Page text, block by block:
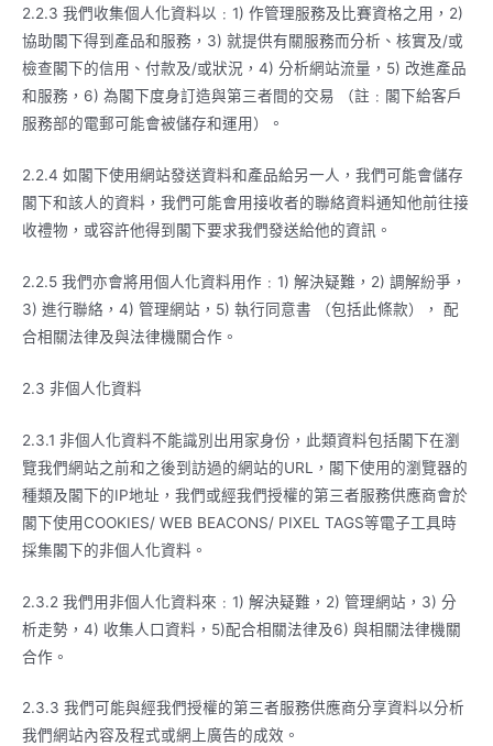
2.2.3 我們收集個人化資料以﹕1) 作管理服務及比賽資格之用，2)
協助閣下得到產品和服務，3) 就提供有關服務而分析、核實及/或
檢查閣下的信用、付款及/或狀況，4) 分析網站流量，5) 改進產品
和服務，6) 為閣下度身訂造與第三者間的交易 （註﹕閣下給客戶
服務部的電郵可能會被儲存和運用）。
2.2.4 如閣下使用網站發送資料和產品給另一人，我們可能會儲存
閣下和該人的資料，我們可能會用接收者的聯絡資料通知他前往接
收禮物，或容許他得到閣下要求我們發送給他的資訊。
2.2.5 我們亦會將用個人化資料用作﹕1) 解決疑難，2) 調解紛爭，
3) 進行聯絡，4) 管理網站，5) 執行同意書 （包括此條款）， 配
合相關法律及與法律機關合作。
2.3 非個人化資料
2.3.1 非個人化資料不能識別出用家身份，此類資料包括閣下在瀏
覽我們網站之前和之後到訪過的網站的URL，閣下使用的瀏覽器的
種類及閣下的IP地址，我們或經我們授權的第三者服務供應商會於
閣下使用COOKIES/ WEB BEACONS/ PIXEL TAGS等電子工具時
採集閣下的非個人化資料。
2.3.2 我們用非個人化資料來﹕1) 解決疑難，2) 管理網站，3) 分
析走勢，4) 收集人口資料，5)配合相關法律及6) 與相關法律機關
合作。
2.3.3 我們可能與經我們授權的第三者服務供應商分享資料以分析
我們網站內容及程式或網上廣告的成效。